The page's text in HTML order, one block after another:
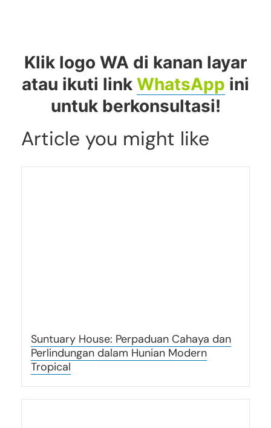
Klik logo WA di kanan layar
atau ikuti link WhatsApp ini
untuk berkonsultasi!
Article you might like
Suntuary House: Perpaduan Cahaya dan
Perlindungan dalam Hunian Modern
Tropical